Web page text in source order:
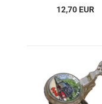
12,70 EUR